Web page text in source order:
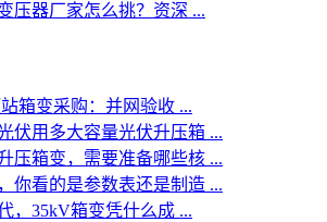
压器厂家怎么挑？资深 ...
箱变采购：并网验收 ...
伏用多大容量光伏升压箱 ...
压箱变，需要准备哪些核 ...
你看的是参数表还是制造 ...
，35kV箱变凭什么成 ...